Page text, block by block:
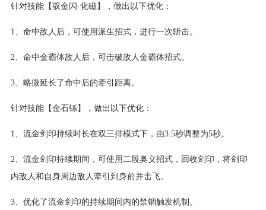
针对技能【驭金闪·化磁】，做出以下优化：
1、命中敌人后，可使用派生招式，进行一次斩击。
2、命中金霸体敌人后，可击破敌人金霸体招式。
3、略微延长了命中后的牵引距离。
针对技能【金石铄】，做出以下优化：
1、流金剑印持续时长在双三排模式下，由3.5秒调整为5秒。
2、流金剑印持续期间，可使用二段奥义招式，回收剑印，将剑印
内敌人和自身周边敌人牵引到身前并击飞。
3、优化了流金剑印的持续期间内的禁锢触发机制。